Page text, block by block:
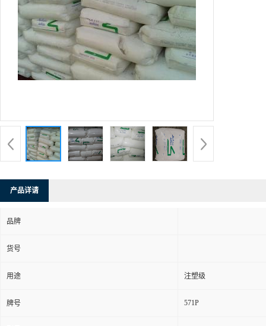
产品详请
品牌
货号
用途 注塑级
牌号 571P